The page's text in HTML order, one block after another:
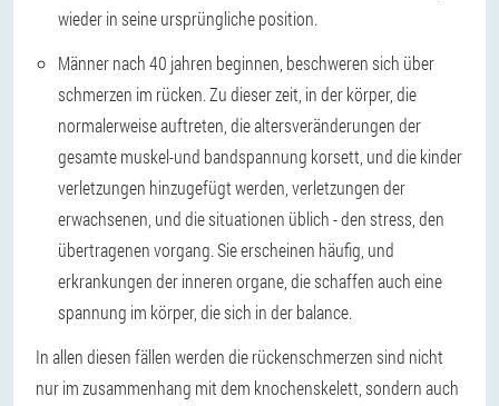
wieder in seine ursprüngliche position.
Männer nach 40 jahren beginnen, beschweren sich über
schmerzen im rücken. Zu dieser zeit, in der körper, die
normalerweise auftreten, die altersveränderungen der
gesamte muskel-und bandspannung korsett, und die kinder
verletzungen hinzugefügt werden, verletzungen der
erwachsenen, und die situationen üblich - den stress, den
übertragenen vorgang. Sie erscheinen häufig, und
erkrankungen der inneren organe, die schaffen auch eine
spannung im körper, die sich in der balance.
In allen diesen fällen werden die rückenschmerzen sind nicht
nur im zusammenhang mit dem knochenskelett, sondern auch